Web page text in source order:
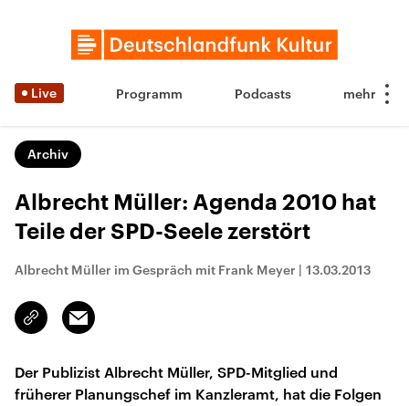
Live Programm Podcasts
Archiv
Albrecht Müller: Agenda 2010 hat
Teile der SPD-Seele zerstört
Albrecht Müller im Gespräch mit Frank Meyer | 13.03.2013
Link
kopieren/teilen
Email
Der Publizist Albrecht Müller, SPD-Mitglied und
früherer Planungschef im Kanzleramt, hat die Folgen